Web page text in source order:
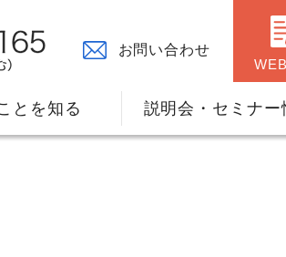
お問い合わせ
とを知る 説明会・セミナー